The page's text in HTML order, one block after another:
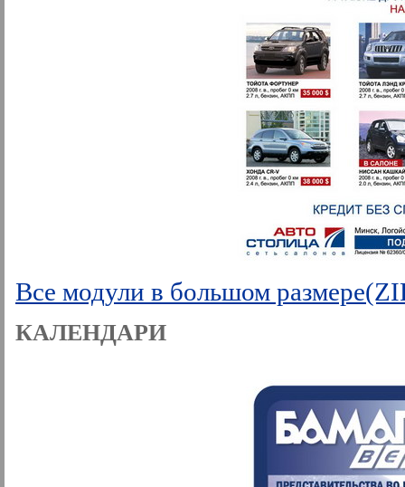
Все модули в большом
КАЛЕНДАРИ